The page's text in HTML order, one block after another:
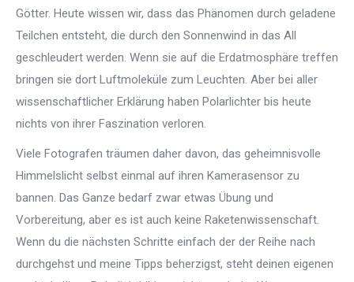
Götter. Heute wissen wir, dass das Phänomen durch geladene
Teilchen entsteht, die durch den Sonnenwind in das All
geschleudert werden. Wenn sie auf die Erdatmosphäre treffen
bringen sie dort Luftmoleküle zum Leuchten. Aber bei aller
wissenschaftlicher Erklärung haben Polarlichter bis heute
nichts von ihrer Faszination verloren.
Viele Fotografen träumen daher davon, das geheimnisvolle
Himmelslicht selbst einmal auf ihren Kamerasensor zu
bannen. Das Ganze bedarf zwar etwas Übung und
Vorbereitung, aber es ist auch keine Raketenwissenschaft.
Wenn du die nächsten Schritte einfach der der Reihe nach
durchgehst und meine Tipps beherzigst, steht deinen eigenen